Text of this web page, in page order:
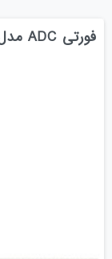
فورتی ADC مدل 220F